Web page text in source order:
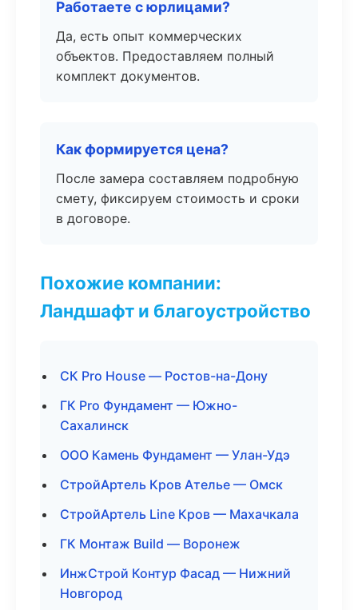
Работаете с юрлицами?
Да, есть опыт коммерческих
объектов. Предоставляем полный
комплект документов.
Как формируется цена?
После замера составляем подробную
смету, фиксируем стоимость и сроки
в договоре.
Похожие компании:
Ландшафт и благоустройство
СК Pro House — Ростов-на-Дону
ГК Pro Фундамент — Южно-
Сахалинск
ООО Камень Фундамент — Улан-Удэ
СтройАртель Кров Ателье — Омск
СтройАртель Line Кров — Махачкала
ГК Монтаж Build — Воронеж
ИнжСтрой Контур Фасад — Нижний
Новгород